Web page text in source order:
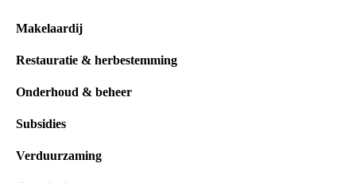
Makelaardij
Restauratie & herbestemming
Onderhoud & beheer
Subsidies
Verduurzaming